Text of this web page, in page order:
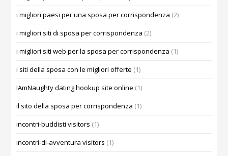
i migliori paesi per una sposa per corrispondenza (2)
i migliori siti di sposa per corrispondenza (2)
i migliori siti web per la sposa per corrispondenza (1)
i siti della sposa con le migliori offerte (1)
IAmNaughty dating hookup site online (1)
il sito della sposa per corrispondenza (1)
incontri-buddisti visitors (1)
incontri-di-avventura visitors (1)